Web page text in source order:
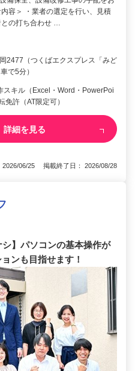
容＞ ・業者の選定を行い、見積
の打ち合わせ …
2477（つくばエクスプレス「みど
で5分）
キル（Excel・Word・PowerPoi
許（AT限定可）
詳細を見る
2026/06/25 掲載終了日： 2026/08/28
シ】パソコンの基本操作が
ンも目指せます！